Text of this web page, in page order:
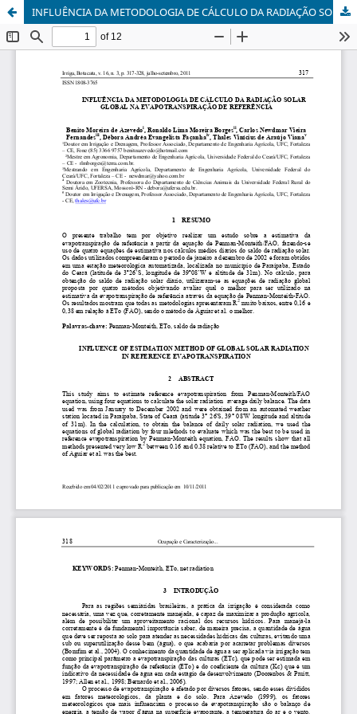
INFLUÊNCIA DA METODOLOGIA DE CÁLCULO DA RADIAÇÃO SOLAR GLOBAL NA EVAPOTRANSPIRAÇÃO DE REFERÊNCIA